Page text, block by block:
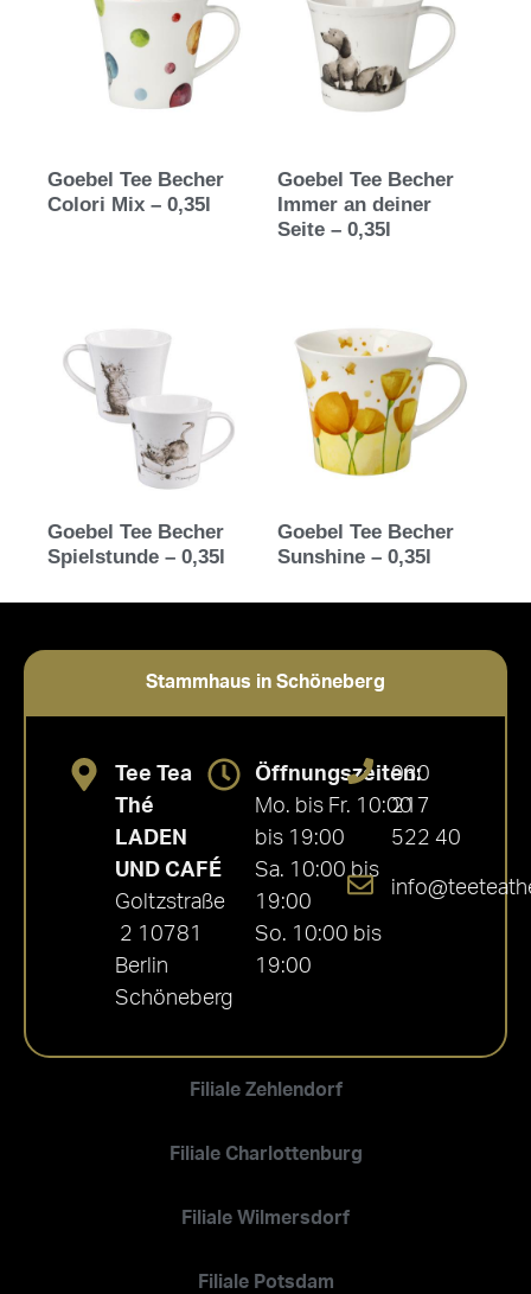
Goebel Tee Becher
Colori Mix – 0,35l
Goebel Tee Becher
Immer an deiner
Seite – 0,35l
Goebel Tee Becher
Spielstunde – 0,35l
Goebel Tee Becher
Sunshine – 0,35l
Stammhaus in Schöneberg
Filiale Zehlendorf
Filiale Charlottenburg
Filiale Wilmersdorf
Filiale Potsdam
Tee Tea
Thé
LADEN
UND CAFÉ
Goltzstraße
2 10781
Berlin
Schöneberg
Öffnungszeiten:
Mo. bis Fr. 10:00
bis 19:00
Sa. 10:00 bis
19:00
So. 10:00 bis
19:00
030
217
522 40